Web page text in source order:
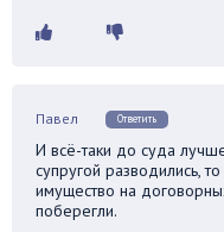
Павел Ответить
И всё-таки до суда
супругой разводились,
имущество на
поберегли.